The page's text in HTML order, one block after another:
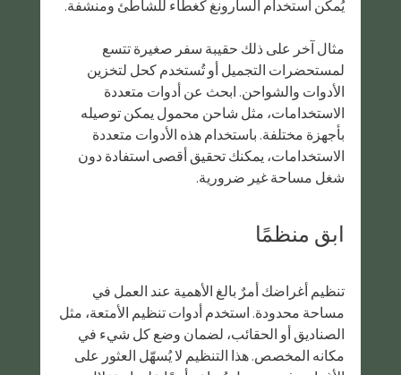
يُمكن استخدام السارونغ كغطاء للشاطئ ومنشفة.
مثال آخر على ذلك حقيبة سفر صغيرة تتسع
لمستحضرات التجميل أو تُستخدم كحل لتخزين
الأدوات والشواحن. ابحث عن أدوات متعددة
الاستخدامات، مثل شاحن محمول يمكن توصيله
بأجهزة مختلفة. باستخدام هذه الأدوات متعددة
الاستخدامات، يمكنك تحقيق أقصى استفادة دون
شغل مساحة غير ضرورية.
ابق منظمًا
تنظيم أغراضك أمرٌ بالغ الأهمية عند العمل في
مساحة محدودة. استخدم أدوات تنظيم الأمتعة، مثل
الصناديق أو الحقائب، لضمان وضع كل شيء في
مكانه المخصص. هذا التنظيم لا يُسهّل العثور على